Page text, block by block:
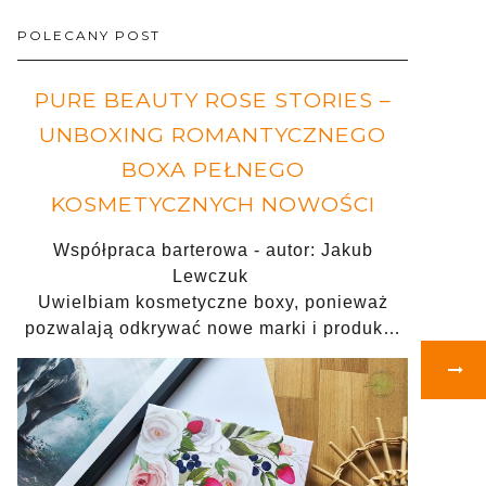
POLECANY POST
PURE BEAUTY ROSE STORIES –
UNBOXING ROMANTYCZNEGO
BOXA PEŁNEGO
KOSMETYCZNYCH NOWOŚCI
Współpraca barterowa - autor: Jakub
Lewczuk
Uwielbiam kosmetyczne boxy, ponieważ
pozwalają odkrywać nowe marki i produk…